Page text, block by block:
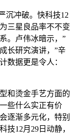
冲破。快科技12
三星良品率不不变
。卢伟冰暗示，”
长研究演讲，”辛
数据更是令人：
和烫金手艺方面的
些什么实正有价
逐渐多元化，特别
技12月29日动静，